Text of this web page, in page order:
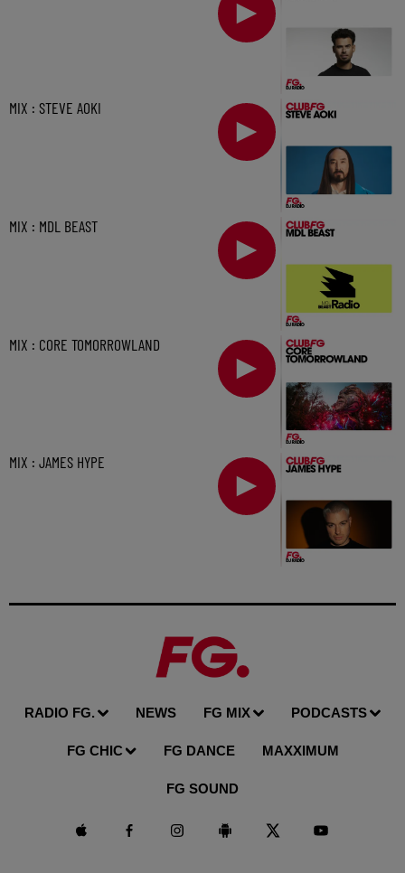
MIX : STEVE AOKI
MIX : MDL BEAST
MIX : CORE TOMORROWLAND
MIX : JAMES HYPE
RADIO FG. NEWS FG MIX PODCASTS
FG CHIC FG DANCE MAXXIMUM
FG SOUND